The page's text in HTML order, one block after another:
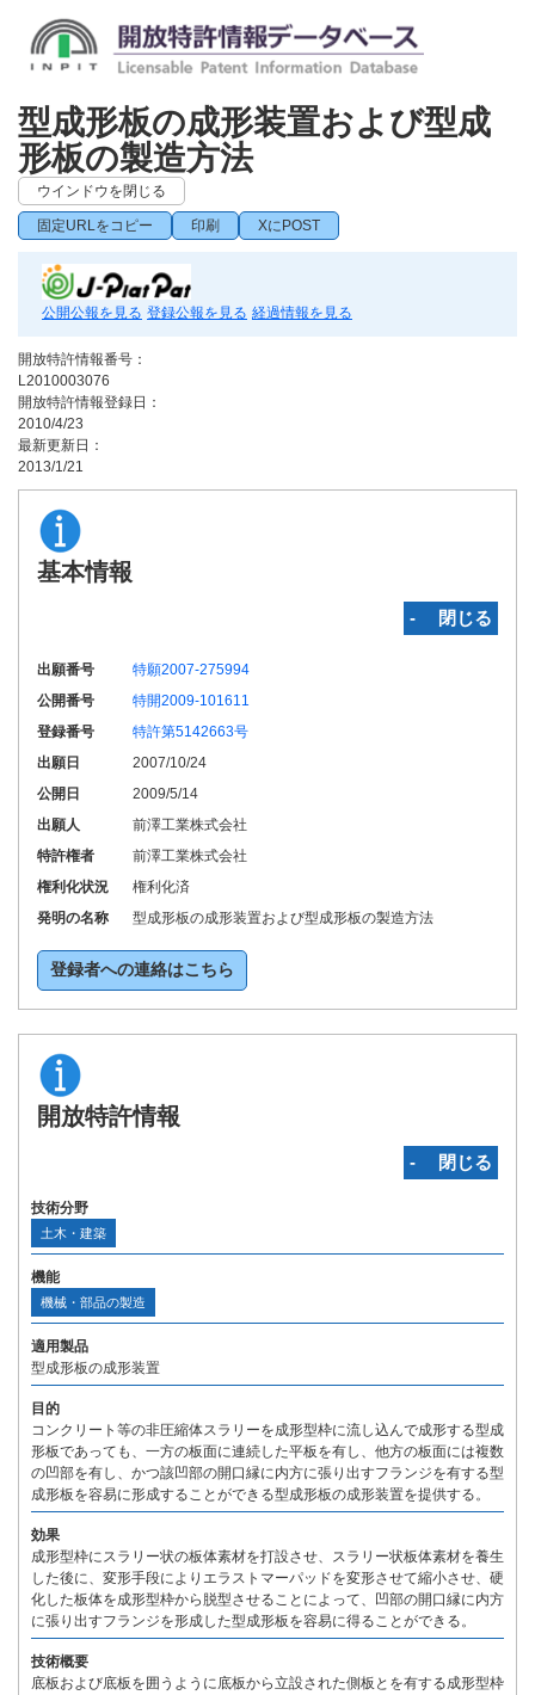
型成形板の成形装置および型成
形板の製造方法
ウインドウを閉じる
固定URLをコピー 印刷 XにPOST
公開公報を見る 登録公報を見る 経過情報を見る
開放特許情報番号：
L2010003076
開放特許情報登録日：
2010/4/23
最新更新日：
2013/1/21
基本情報
‐ 閉じる
出願番号
特願2007-275994
公開番号
特開2009-101611
登録番号
特許第5142663号
出願日
2007/10/24
公開日
2009/5/14
出願人
前澤工業株式会社
特許権者
前澤工業株式会社
権利化状況
権利化済
発明の名称
型成形板の成形装置および型成形板の製造方法
登録者への連絡はこちら
開放特許情報
‐ 閉じる
技術分野
土木・建築
機能
機械・部品の製造
適用製品
型成形板の成形装置
目的
コンクリート等の非圧縮体スラリーを成形型枠に流し込んで成形する型成
形板であっても、一方の板面に連続した平板を有し、他方の板面には複数
の凹部を有し、かつ該凹部の開口縁に内方に張り出すフランジを有する型
成形板を容易に形成することができる型成形板の成形装置を提供する。
効果
成形型枠にスラリー状の板体素材を打設させ、スラリー状板体素材を養生
した後に、変形手段によりエラストマーパッドを変形させて縮小させ、硬
化した板体を成形型枠から脱型させることによって、凹部の開口縁に内方
に張り出すフランジを形成した型成形板を容易に得ることができる。
技術概要
底板および底板を囲うように底板から立設された側板とを有する成形型枠